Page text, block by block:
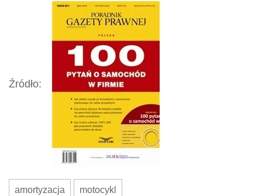
Źródło:
amortyzacja motocykl